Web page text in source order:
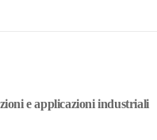
e applicazioni industriali